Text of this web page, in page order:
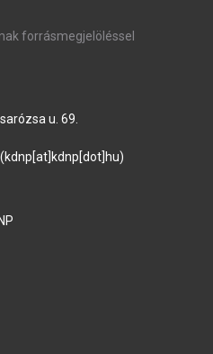
forrásmegjelöléssel
u. 69.
(kdnp[at]kdnp[dot]hu)